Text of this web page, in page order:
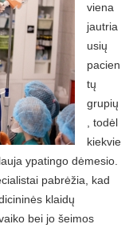
viena
jautria
usių
pacien
tų
grupių
, todėl
kiekvie
ypatingo dėmesio.
pabrėžia, kad
klaidų
bei jo šeimos